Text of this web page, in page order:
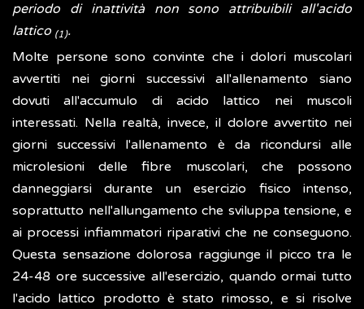
periodo di inattività non sono attribuibili all'acido
lattico (1).
Molte persone sono convinte che i dolori muscolari
avvertiti nei giorni successivi all'allenamento siano
dovuti all'accumulo di acido lattico nei muscoli
interessati. Nella realtà, invece, il dolore avvertito nei
giorni successivi l'allenamento è da ricondursi alle
microlesioni delle fibre muscolari, che possono
danneggiarsi durante un esercizio fisico intenso,
soprattutto nell'allungamento che sviluppa tensione, e
ai processi infiammatori riparativi che ne conseguono.
Questa sensazione dolorosa raggiunge il picco tra le
24-48 ore successive all'esercizio, quando ormai tutto
l'acido lattico prodotto è stato rimosso, e si risolve